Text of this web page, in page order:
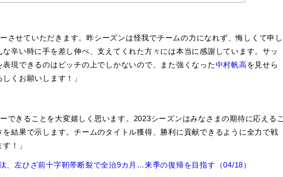
させていただきます。昨シーズンは怪我でチームの力になれず、悔しくて申し
辛い時に手を差し伸べ、支えてくれた方々には本当に感謝しています。サッ
現できるのはピッチの上でしかないので、また強くなった中村帆高 を見せら
くお願いします！」
できることを大変嬉しく思います。2023シーズンはみなさまの期待に応えるこ
結果で示します。チームのタイトル獲得、勝利に貢献できるように全力で戦
！」
、左ひざ前十字靭帯断裂で全治9カ月…来季の復帰を目指す（04/18）